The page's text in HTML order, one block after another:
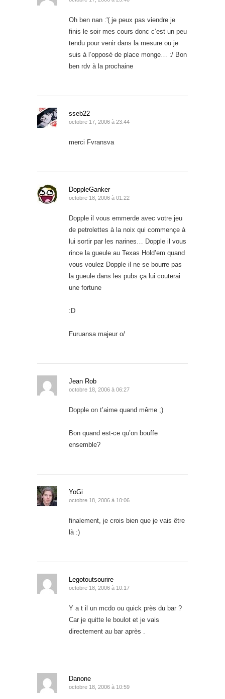
Oh ben nan :'( je peux pas viendre je
finis le soir mes cours donc c’est un peu
tendu pour venir dans la mesure ou je
suis à l’opposé de place monge… :/ Bon
ben rdv à la prochaine
sseb22
octobre 17, 2006 à 23:44
merci Fvransva
DoppleGanker
octobre 18, 2006 à 01:22
Dopple il vous emmerde avec votre jeu
de petrolettes à la noix qui commençe à
lui sortir par les narines… Dopple il vous
rince la gueule au Texas Hold’em quand
vous voulez Dopple il ne se bourre pas
la gueule dans les pubs ça lui couterai
une fortune
:D
Furuansa majeur o/
Jean Rob
octobre 18, 2006 à 06:27
Dopple on t’aime quand même ;)
Bon quand est-ce qu’on bouffe
ensemble?
YoGi
octobre 18, 2006 à 10:06
finalement, je crois bien que je vais être
là :)
Legotoutsourire
octobre 18, 2006 à 10:17
Y a t il un mcdo ou quick près du bar ?
Car je quitte le boulot et je vais
directement au bar après .
Danone
octobre 18, 2006 à 10:59